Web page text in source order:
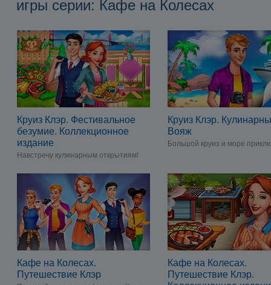
Круиз Клэр. Фестивальное
безумие. Коллекционное
издание
Навстречу кулинарным открытиям!
Круиз Клэр.
Вояж
Большой круиз и море
Кафе на Колесах.
Путешествие Клэр
Кафе на Колесах.
Путешествие Клэр.